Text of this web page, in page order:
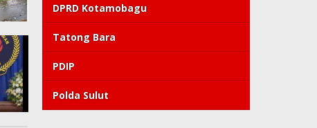
DPRD Kotamobagu
Tatong Bara
PDIP
Polda Sulut